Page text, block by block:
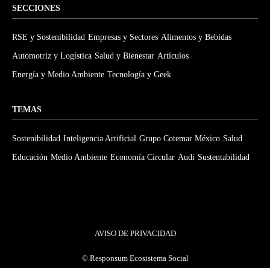
SECCIONES
RSE y Sostenibilidad Empresas y Sectores Alimentos y Bebidas
Automotriz y Logística Salud y Bienestar Artículos
Energía y Medio Ambiente Tecnología y Geek
TEMAS
Sostenibilidad Inteligencia Artificial Grupo Cotemar México Salud
Educación Medio Ambiente Economía Circular Audi Sustentabilidad
AVISO DE PRIVACIDAD
© Responsum Ecosistema Social